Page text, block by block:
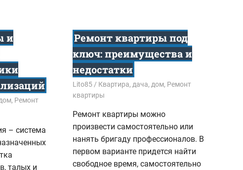
и
, Ремонт
– система
талых и
Ремонт квартиры под
ключ: преимущества и
недостатки
03.02.2023
Lito85 Квартира, дача, дом, Ремонт
квартиры
Ремонт квартиры можно
произвести самостоятельно или
нанять бригаду профессионалов. В
первом варианте придется найти
свободное время, самостоятельно